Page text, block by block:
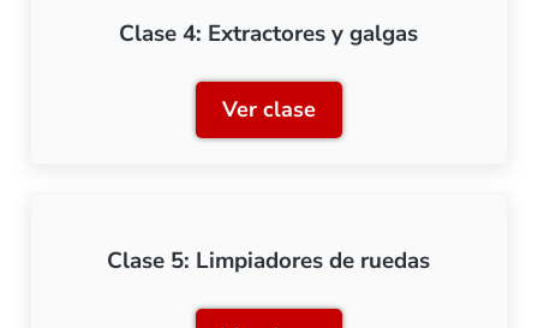
Clase 4: Extractores y galgas
Ver claseClase 4: Extractores y
Clase 5: Limpiadores de ruedas